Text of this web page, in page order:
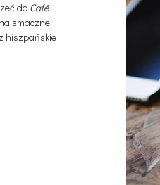
do Café
smaczne
hiszpańskie